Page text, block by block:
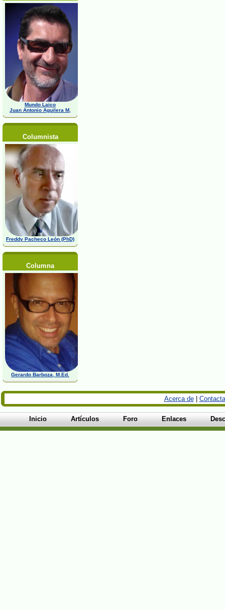
Mundo Laico
Juan Antonio Aguilera M,
Columnista
Freddy Pacheco León (PhD)
Columna
Gerardo Barboza, M.Ed.
Acerca de|
Inicio Artículos Foro Enlaces